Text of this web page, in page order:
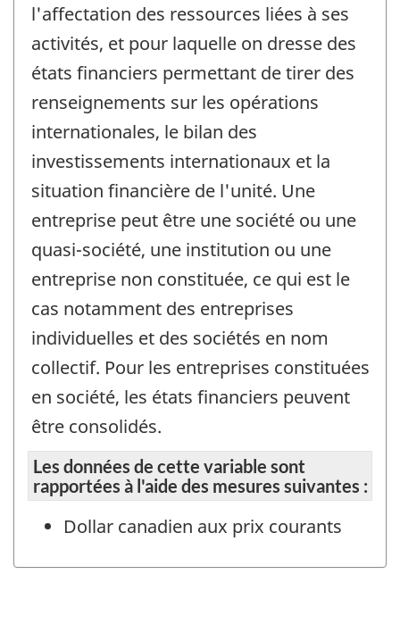
l'affectation des ressources liées à ses
activités, et pour laquelle on dresse des
états financiers permettant de tirer des
renseignements sur les opérations
internationales, le bilan des
investissements internationaux et la
situation financière de l'unité. Une
entreprise peut être une société ou une
quasi-société, une institution ou une
entreprise non constituée, ce qui est le
cas notamment des entreprises
individuelles et des sociétés en nom
collectif. Pour les entreprises constituées
en société, les états financiers peuvent
être consolidés.
Les données de cette variable sont
rapportées à l'aide des mesures suivantes :
Dollar canadien aux prix courants